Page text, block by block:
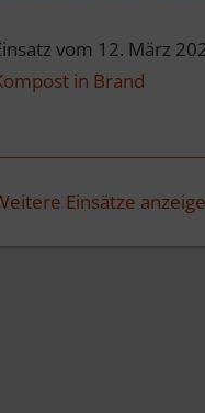
vom 12. März
in Brand
Einsätze